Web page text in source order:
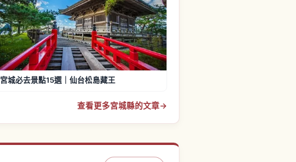
宮城必去景點15選｜仙台松島藏王
查看更多宮城縣的文章→